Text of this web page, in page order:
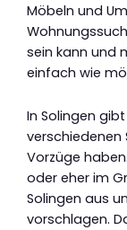
Möbeln und
sein kann und
einfach wie
In Solingen
verschiedenen
Vorzüge
oder eher im
Solingen aus
vorschlagen.